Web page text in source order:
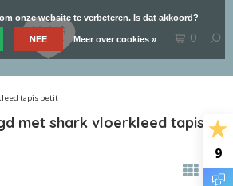
9
0
tapis petit
met shark vloerkleed tapis
onze website te verbeteren. Is dat akkoord?
NEE Meer over cookies »